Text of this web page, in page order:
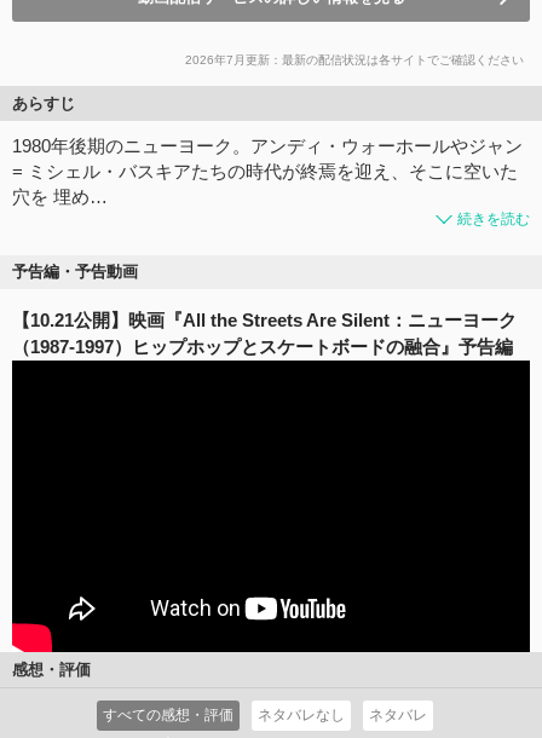
2026年7月更新：最新の配信状況は各サイトでご確認ください
あらすじ
1980年後期のニューヨーク。アンディ・ウォーホールやジャン
= ミシェル・バスキアたちの時代が終焉を迎え、そこに空いた
穴を 埋め…
続きを読む
予告編・予告動画
【10.21公開】映画『All the Streets Are Silent：ニューヨーク
（1987-1997）ヒップホップとスケートボードの融合』予告編
感想・評価
すべての感想・評価 ネタバレなし ネタバレ